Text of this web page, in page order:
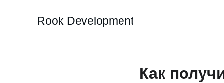
Rook Development
Как